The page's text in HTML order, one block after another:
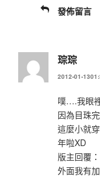
發佈留言
琮琮
2012-01-
噗….我眼
因為目珠
這麼小就
年啦XD
版主回覆
外面我有